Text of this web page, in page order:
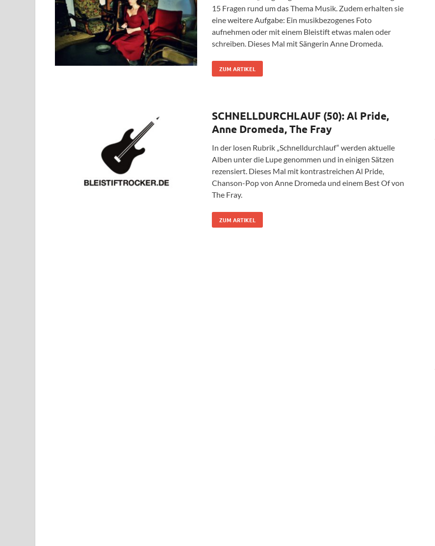
15 Fragen rund um das Thema Musik. Zudem erhalten sie
eine weitere Aufgabe: Ein musikbezogenes Foto
aufnehmen oder mit einem Bleistift etwas malen oder
schreiben. Dieses Mal mit Sängerin Anne Dromeda.
ZUM ARTIKEL
SCHNELLDURCHLAUF (50): Al Pride,
Anne Dromeda, The Fray
In der losen Rubrik „Schnelldurchlauf“ werden aktuelle
Alben unter die Lupe genommen und in einigen Sätzen
rezensiert. Dieses Mal mit kontrastreichen Al Pride,
Chanson-Pop von Anne Dromeda und einem Best Of von
The Fray.
ZUM ARTIKEL